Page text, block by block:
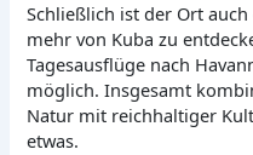
Schließlich ist der Ort
mehr von Kuba zu
Tagesausflüge nach
möglich. Insgesamt
Natur mit reichhaltiger
etwas.